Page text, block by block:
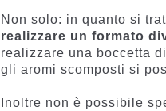
Non solo: in quanto si
realizzare un formato
realizzare una boccetta
gli aromi scomposti si
Inoltre non è possibile